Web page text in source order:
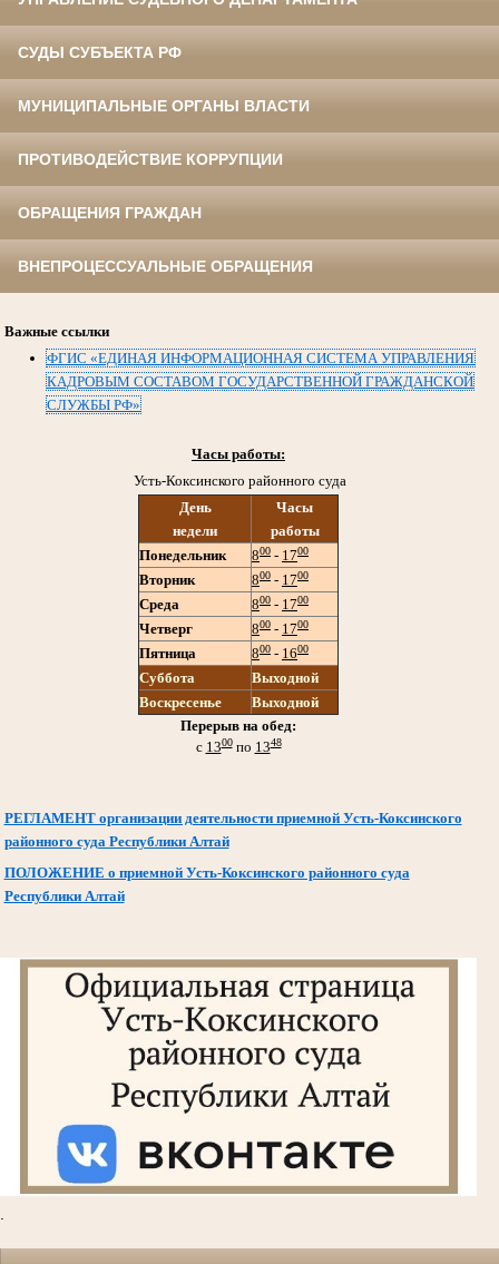
СУДЫ СУБЪЕКТА РФ
МУНИЦИПАЛЬНЫЕ ОРГАНЫ ВЛАСТИ
ПРОТИВОДЕЙСТВИЕ КОРРУПЦИИ
ОБРАЩЕНИЯ ГРАЖДАН
ВНЕПРОЦЕССУАЛЬНЫЕ ОБРАЩЕНИЯ
Важные ссылки
ФГИС «ЕДИНАЯ ИНФОРМАЦИОННАЯ СИСТЕМА УПРАВЛЕНИЯ
КАДРОВЫМ СОСТАВОМ ГОСУДАРСТВЕННОЙ ГРАЖДАНСКОЙ
СЛУЖБЫ РФ»
Часы работы:
Усть-Коксинского районного суда
День
недели
Часы
работы
Понедельник
800 - 1700
Вторник 800 - 1700
Среда 800 - 1700
Четверг 800 - 1700
Пятница 800 - 1600
Суббота
Выходной
Воскресенье
Выходной
Перерыв на обед:
с 1300по 1348
РЕГЛАМЕНТ организации деятельности приемной Усть-Коксинского
районного суда Республики Алтай
ПОЛОЖЕНИЕ о приемной Усть-Коксинского районного суда
Республики Алтай